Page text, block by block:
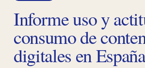
Informe uso y
consumo de
digitales en España